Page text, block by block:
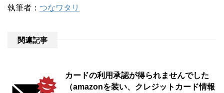
執筆者： つなワタリ
関連記事
カードの利用承認が得られませんでした
（amazonを装い、クレジットカード情報